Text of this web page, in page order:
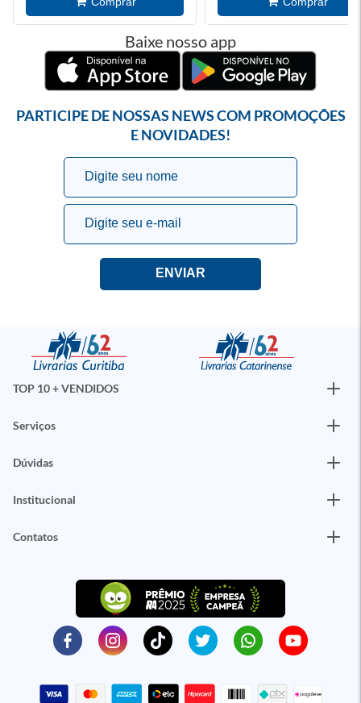
Baixe nosso app
PARTICIPE DE NOSSAS NEWS COM PROMOÇÕES
E NOVIDADES!
TOP 10 + VENDIDOS
Serviços
Dúvidas
Institucional
Contatos